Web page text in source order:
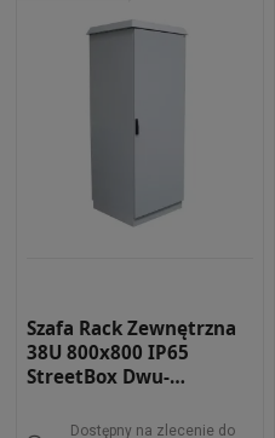
Szafa Rack Zewnętrzna
38U 800x800 IP65
StreetBox Dwu-
STRBX-8818-38U
Dostępny na zlecenie do